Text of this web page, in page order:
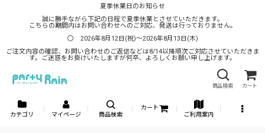
夏季休業日のお知らせ
誠に勝手ながら下記の日程で夏季休業とさせていただきます。
こちらの期間内はお問い合わせへのご対応、発送は行っておりません。
〇 2026年8月12日(祝)～2026年8月13日(木)
ご注文内容の確認、お問い合わせのご返信などは8/14以降順次ご対応させていただきま
す。ご迷惑をお掛けいたしますが何卒、よろしくお願い申し上げます。
商品検索 カート
カテゴリ マイページ 商品検索
カート
ご利用案内